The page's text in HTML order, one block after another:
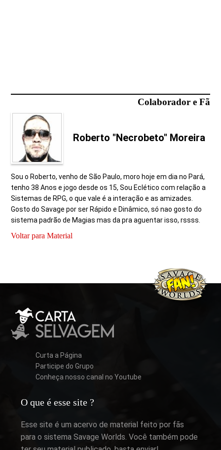
Colaborador e Fã
Roberto "Necrobeto" Moreira
Sou o Roberto, venho de São Paulo, moro hoje em dia no Pará,
tenho 38 Anos e jogo desde os 15, Sou Eclético com relação a
Sistemas de RPG, o que vale é a interação e as amizades.
Gosto do Savage por ser Rápido e Dinâmico, só nao gosto do
sistema padrão de Magias mas da pra aguentar isso, rssss.
Voltar para Material
Curta a Página
Participe do Grupo
Conheça nosso canal no Youtube
O que é esse site ?
Esse site é um acervo de material feito por fãs
para o sistema Savage Worlds. Você também pode